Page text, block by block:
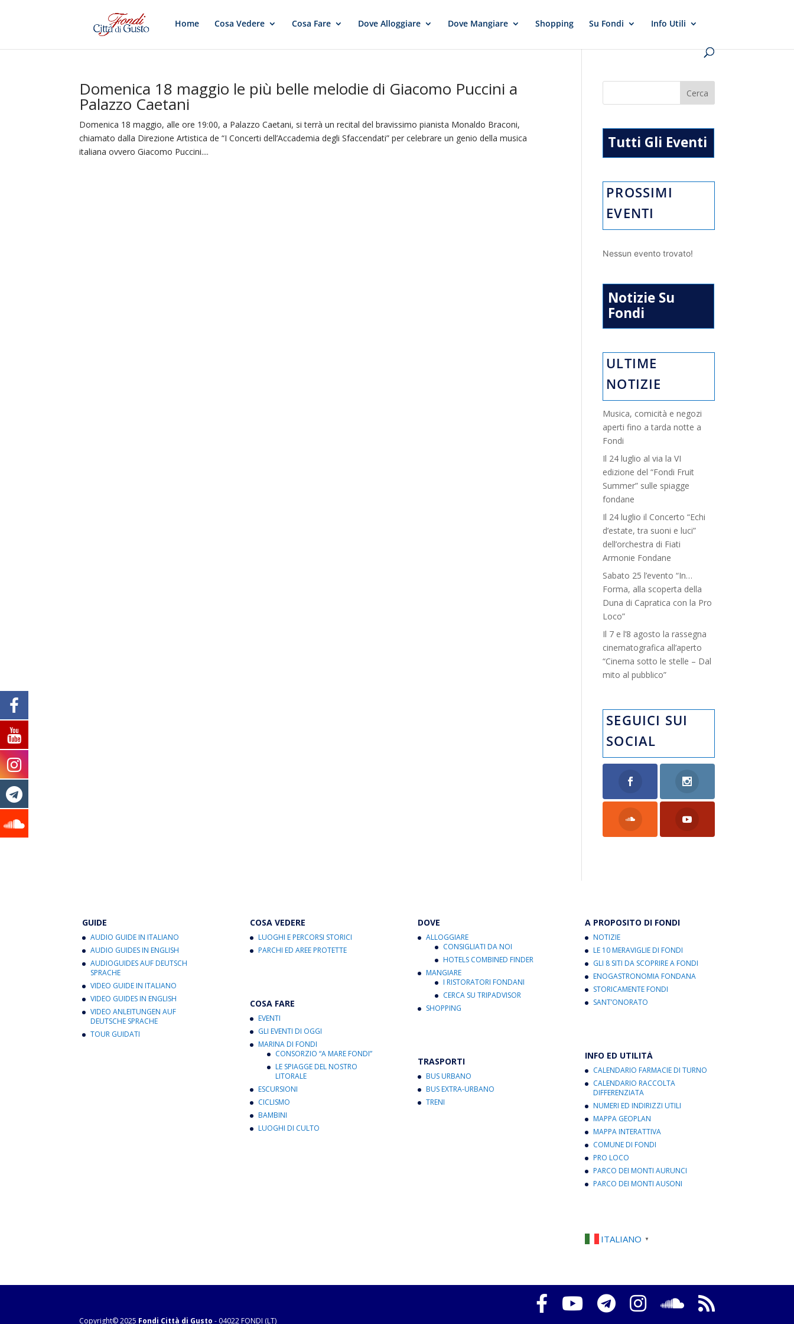
Home Cosa Vedere Cosa Fare Dove Alloggiare Dove Mangiare Shopping Su Fondi Info Utili
Domenica 18 maggio le più belle melodie di Giacomo Puccini a
Palazzo Caetani
Domenica 18 maggio, alle ore 19:00, a Palazzo Caetani, si terrà un recital del bravissimo pianista Monaldo Braconi,
chiamato dalla Direzione Artistica de “I Concerti dell’Accademia degli Sfaccendati” per celebrare un genio della musica
italiana ovvero Giacomo Puccini....
Tutti Gli Eventi
PROSSIMI
EVENTI
Nessun evento trovato!
Notizie Su
Fondi
ULTIME
NOTIZIE
Musica, comicità e negozi
aperti fino a tarda notte a
Fondi
Il 24 luglio al via la VI
edizione del “Fondi Fruit
Summer” sulle spiagge
fondane
Il 24 luglio il Concerto “Echi
d’estate, tra suoni e luci”
dell’orchestra di Fiati
Armonie Fondane
Sabato 25 l’evento “In…
Forma, alla scoperta della
Duna di Capratica con la Pro
Loco”
Il 7 e l’8 agosto la rassegna
cinematografica all’aperto
“Cinema sotto le stelle – Dal
mito al pubblico”
SEGUICI SUI
SOCIAL
GUIDE
AUDIO GUIDE IN ITALIANO
AUDIO GUIDES IN ENGLISH
AUDIOGUIDES AUF DEUTSCH
SPRACHE
VIDEO GUIDE IN ITALIANO
VIDEO GUIDES IN ENGLISH
VIDEO ANLEITUNGEN AUF
DEUTSCHE SPRACHE
TOUR GUIDATI
COSA VEDERE
LUOGHI E PERCORSI STORICI
PARCHI ED AREE PROTETTE
COSA FARE
EVENTI
GLI EVENTI DI OGGI
MARINA DI FONDI
CONSORZIO “A MARE FONDI”
LE SPIAGGE DEL NOSTRO
LITORALE
ESCURSIONI
CICLISMO
BAMBINI
LUOGHI DI CULTO
DOVE
ALLOGGIARE
CONSIGLIATI DA NOI
HOTELS COMBINED FINDER
MANGIARE
I RISTORATORI FONDANI
CERCA SU TRIPADVISOR
SHOPPING
TRASPORTI
BUS URBANO
BUS EXTRA-URBANO
TRENI
A PROPOSITO DI FONDI
NOTIZIE
LE 10 MERAVIGLIE DI FONDI
GLI 8 SITI DA SCOPRIRE A FONDI
ENOGASTRONOMIA FONDANA
STORICAMENTE FONDI
SANT’ONORATO
INFO ED UTILITÀ
CALENDARIO FARMACIE DI TURNO
CALENDARIO RACCOLTA
DIFFERENZIATA
NUMERI ED INDIRIZZI UTILI
MAPPA GEOPLAN
MAPPA INTERATTIVA
COMUNE DI FONDI
PRO LOCO
PARCO DEI MONTI AURUNCI
PARCO DEI MONTI AUSONI
ITALIANO ▼
Copyright© 2025 Fondi Città di Gusto - 04022 FONDI (LT)